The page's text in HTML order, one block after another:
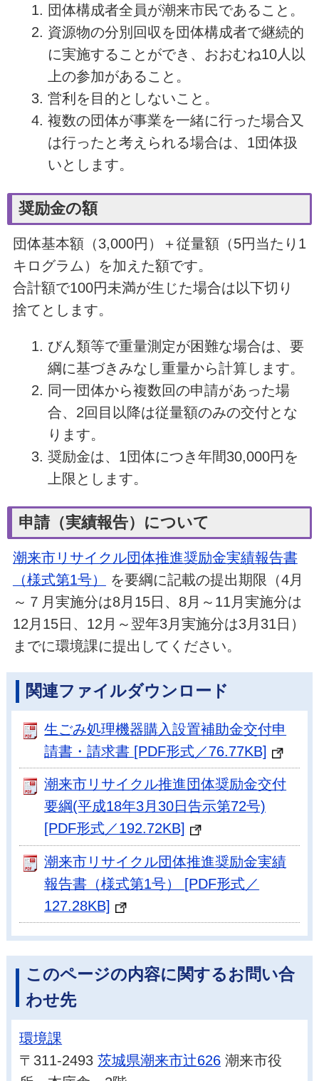
団体構成者全員が潮来市民であること。
資源物の分別回収を団体構成者で継続的
に実施することができ、おおむね10人以
上の参加があること。
営利を目的としないこと。
複数の団体が事業を一緒に行った場合又
は行ったと考えられる場合は、1団体扱
いとします。
奨励金の額
団体基本額（3,000円）＋従量額（5円当たり1
キログラム）を加えた額です。
合計額で100円未満が生じた場合は以下切り
捨てとします。
びん類等で重量測定が困難な場合は、要
綱に基づきみなし重量から計算します。
同一団体から複数回の申請があった場
合、2回目以降は従量額のみの交付とな
ります。
奨励金は、1団体につき年間30,000円を
上限とします。
申請（実績報告）について
潮来市リサイクル団体推進奨励金実績報告書
（様式第1号）
を要綱に記載の提出期限（4月
～７月実施分は8月15日、8月～11月実施分は
12月15日、12月～翌年3月実施分は3月31日）
までに環境課に提出してください。
関連ファイルダウンロード
生ごみ処理機器購入設置補助金交付申
請書・請求書 [PDF形式／76.77KB]
潮来市リサイクル推進団体奨励金交付
要綱(平成18年3月30日告示第72号)
[PDF形式／192.72KB]
潮来市リサイクル団体推進奨励金実績
報告書（様式第1号） [PDF形式／
127.28KB]
このページの内容に関するお問い合
わせ先
環境課
〒311-2493茨城県潮来市辻626 潮来市役